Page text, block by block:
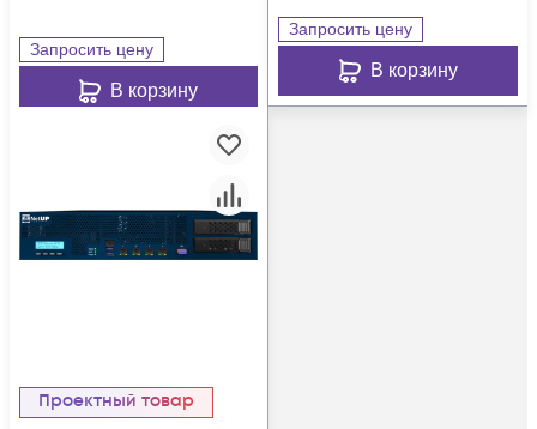
Запросить цену
В корзину
Запросить цену
В корзину
Проектный товар